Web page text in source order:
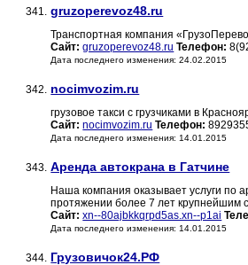
341. gruzoperevoz48.ru
Транспортная компания
Сайт: gruzoperevoz48.ru Телефон:
Дата последнего изменения: 24.02.2015
342. nocimvozim.ru
грузовое такси с грузчиками в
Сайт: nocimvozim.ru Телефон:
Дата последнего изменения: 14.01.2015
343. Аренда автокрана в Гатчине
Наша компания оказывает услуги по
протяжении более 7 лет крупнейшим
Сайт: xn--80ajbkkqrpd5as.xn--p1ai
Дата последнего изменения: 14.01.2015
344. Грузовичок24.РФ